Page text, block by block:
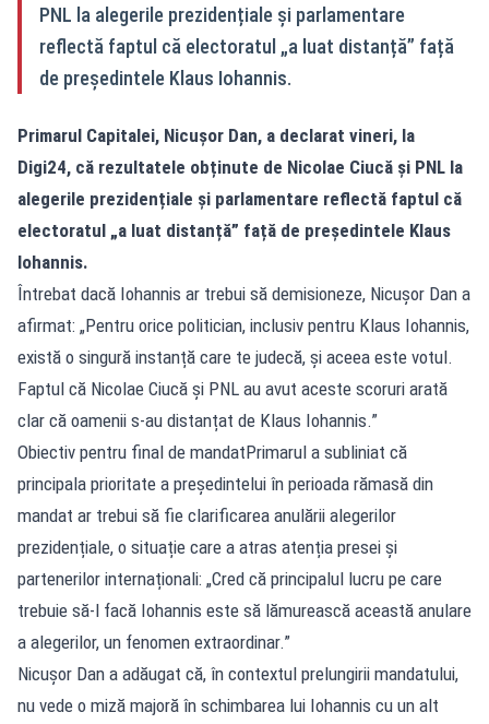
PNL la alegerile prezidențiale și parlamentare
reflectă faptul că electoratul „a luat distanță” față
de președintele Klaus Iohannis.
Primarul Capitalei, Nicușor Dan, a declarat vineri, la
Digi24, că rezultatele obținute de Nicolae Ciucă și PNL la
alegerile prezidențiale și parlamentare reflectă faptul că
electoratul „a luat distanță” față de președintele Klaus
Iohannis.
Întrebat dacă Iohannis ar trebui să demisioneze, Nicușor Dan a
afirmat: „Pentru orice politician, inclusiv pentru Klaus Iohannis,
există o singură instanță care te judecă, și aceea este votul.
Faptul că Nicolae Ciucă și PNL au avut aceste scoruri arată
clar că oamenii s-au distanțat de Klaus Iohannis.”
Obiectiv pentru final de mandatPrimarul a subliniat că
principala prioritate a președintelui în perioada rămasă din
mandat ar trebui să fie clarificarea anulării alegerilor
prezidențiale, o situație care a atras atenția presei și
partenerilor internaționali: „Cred că principalul lucru pe care
trebuie să-l facă Iohannis este să lămurească această anulare
a alegerilor, un fenomen extraordinar.”
Nicușor Dan a adăugat că, în contextul prelungirii mandatului,
nu vede o miză majoră în schimbarea lui Iohannis cu un alt